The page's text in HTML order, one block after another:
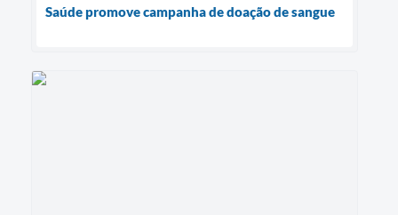
Saúde promove campanha de doação de sangue